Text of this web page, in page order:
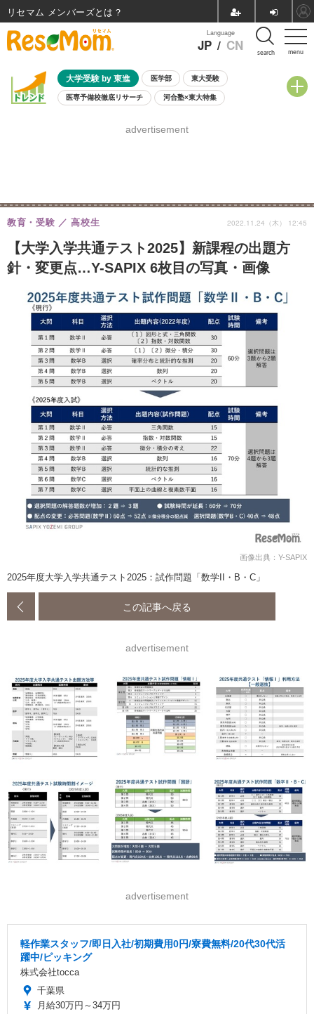
menu
Language
JP / CN search
大学受験 by 東進 医学部 東大受験
医専予備校徹底リサーチ 河合塾×東大特集
8月開催学校説明会・相談会
advertisement
【大学入学共通テスト2025】新課程の出題方
針・変更点…Y-SAPIX 6枚目の写真・画像
教育・受験 高校生 2022.11.24（木） 12:45
画像出典：Y-SAPIX
2025年度大学入学共通テスト2025：試作問題「数学II・B・C」
この記事へ戻る
advertisement
advertisement
軽作業スタッフ/即日入社/初期費用0円/寮費無料/20代30代活
躍中/ピッキング
株式会社tocca
千葉県
月給30万円～34万円
リセマム メンバーズ